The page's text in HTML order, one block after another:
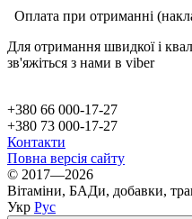
Оплата при отриманні
Для отримання швидкої і
зв'яжіться з нами в viber
+380 66 000-17-27
+380 73 000-17-27
Контакти
Повна версія сайту
© 2017—2026
Вітаміни, БАДи, добавки,
Укр Рус